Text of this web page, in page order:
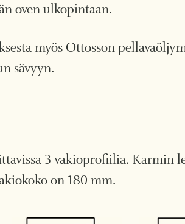
oven ulkopintaan.
myös Ottosson
sävyyn.
3 vakioprofiilia. Karmin
on 180 mm.